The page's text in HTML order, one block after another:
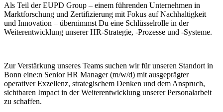
Als Teil der EUPD Group – einem führenden Unternehmen in
Marktforschung und Zertifizierung mit Fokus auf Nachhaltigkeit
und Innovation – übernimmst Du eine Schlüsselrolle in der
Weiterentwicklung unserer HR-Strategie, -Prozesse und -Systeme.
Zur Verstärkung unseres Teams suchen wir für unseren Standort in
Bonn eine:n Senior HR Manager (m/w/d) mit ausgeprägter
operativer Exzellenz, strategischem Denken und dem Anspruch,
sichtbaren Impact in der Weiterentwicklung unserer Personalarbeit
zu schaffen.